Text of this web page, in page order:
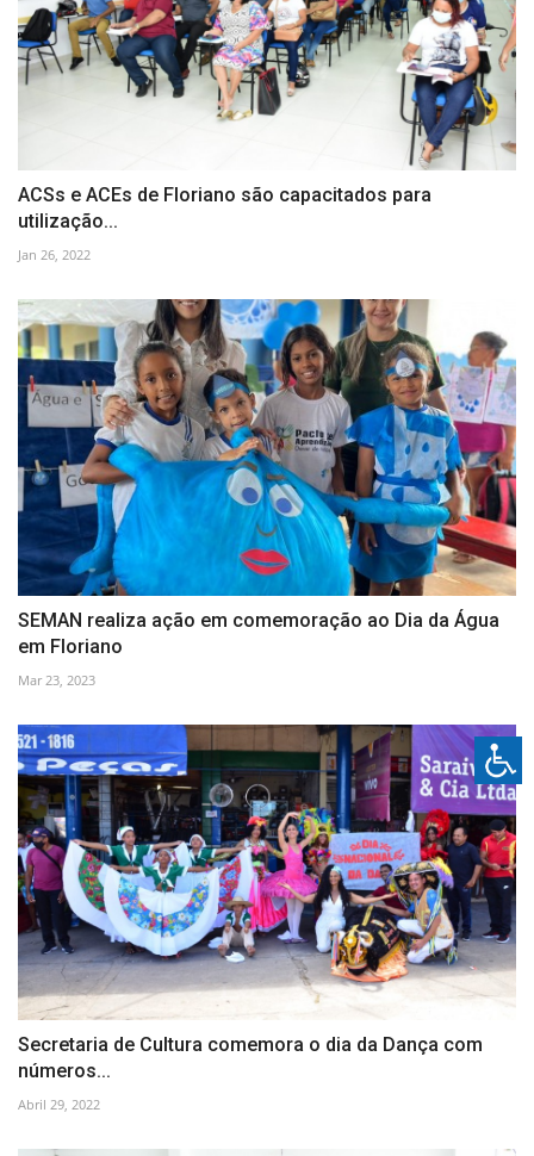
ACSs e ACEs de Floriano são capacitados para
utilização...
Jan 26, 2022
SEMAN realiza ação em comemoração ao Dia da Água
em Floriano
Mar 23, 2023
Secretaria de Cultura comemora o dia da Dança com
números...
Abril 29, 2022